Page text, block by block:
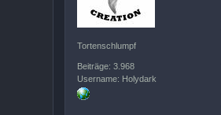
Tortenschlumpf
Beiträge: 3.968
Username: Holydark